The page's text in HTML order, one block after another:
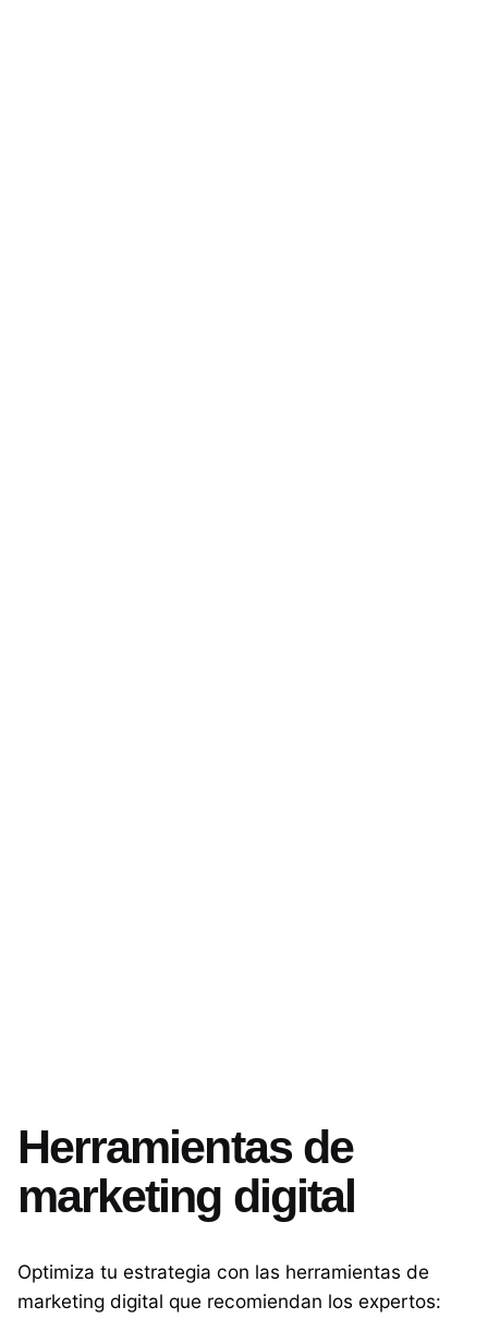
Herramientas de
marketing digital
Optimiza tu estrategia con las herramientas de
marketing digital que recomiendan los expertos: